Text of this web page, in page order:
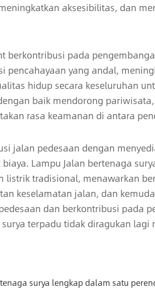
aksesibilitas, dan
pada
pencahayaan yang andal,
hidup secara keseluruhan
baik mendorong
rasa keamanan di antara
jalan pedesaan dengan
Lampu Jalan bertenaga
listrik tradisional, menawarkan
keselamatan jalan, dan
dan berkontribusi pada
terpadu tidak diragukan lagi
surya lengkap dalam satu